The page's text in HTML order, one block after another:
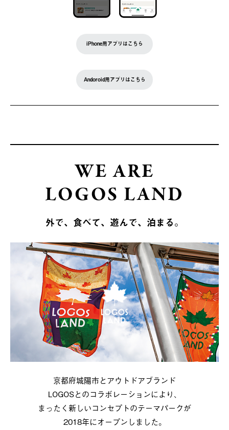
iPhone用アプリはこちら
Andoroid用アプリはこちら
WE ARE
LOGOS LAND
外で、食べて、遊んで、泊まる。
京都府城陽市とアウトドアブランド
LOGOSとのコラボレーションにより、
まったく新しいコンセプトのテーマパークが
2018年にオープンしました。